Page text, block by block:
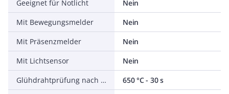
Geeignet für Notlicht
Nein
Mit Bewegungsmelder
Nein
Mit Präsenzmelder
Nein
Mit Lichtsensor
Nein
Glühdrahtprüfung nach IEC 60695-2-11
650 °C - 30 s